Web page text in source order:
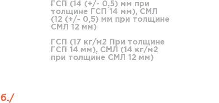
ГСП (14 (+/- 0,5) мм при
толщине ГСП 14 мм), СМЛ
(12 (+/- 0,5) мм при толщине
СМЛ 12 мм)
ГСП (17 кг/м2 При толщине
ГСП 14 мм), СМЛ (14 кг/м2
при толщине СМЛ 12 мм)